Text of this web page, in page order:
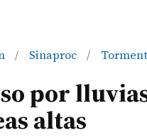
/ Sinaproc /
por
altas